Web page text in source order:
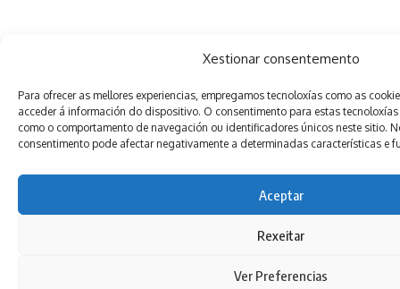
Xestionar consentemento
Para ofrecer as mellores experiencias, empregamos tecnoloxías como as
acceder á información do dispositivo. O consentimento para estas
como o comportamento de navegación ou identificadores únicos neste sitio.
consentimento pode afectar negativamente a determinadas características e
Aceptar
Rexeitar
Ver Preferencias